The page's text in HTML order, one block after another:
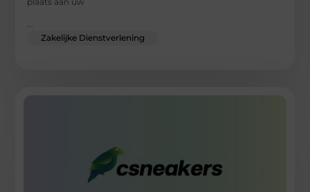
...
Zakelijke Dienstverlening